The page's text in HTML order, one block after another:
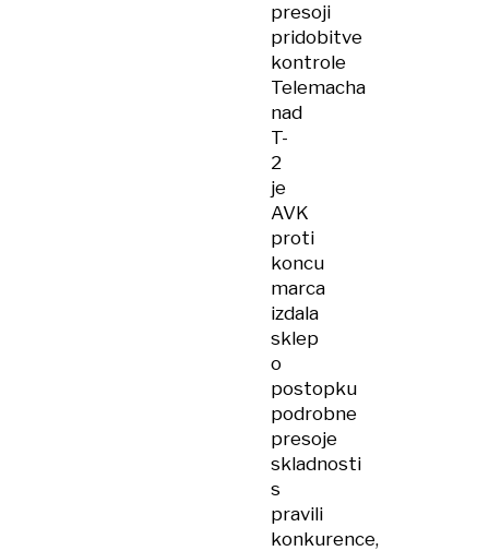
presoji
pridobitve
kontrole
Telemacha
nad
T-
2
je
AVK
proti
koncu
marca
izdala
sklep
o
postopku
podrobne
presoje
skladnosti
s
pravili
konkurence,